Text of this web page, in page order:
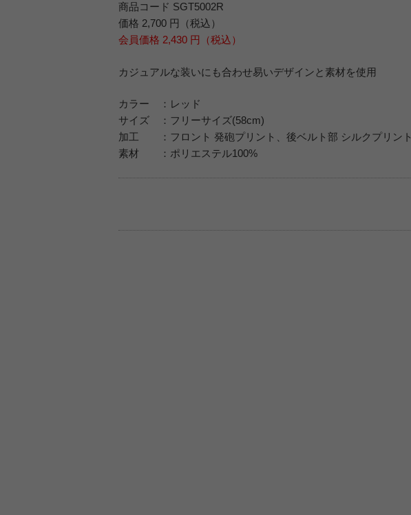
商品コード SGT5002R
価格 2,700 円（税込）
会員価格 2,430 円（税込）
カジュアルな装いにも合わせ易いデザインと素材を使用
カラー ：レッド
サイズ ：フリーサイズ(58cm)
加工 ：フロント 発砲プリント、後ベルト部 シルクプリント
素材 ：ポリエステル100%